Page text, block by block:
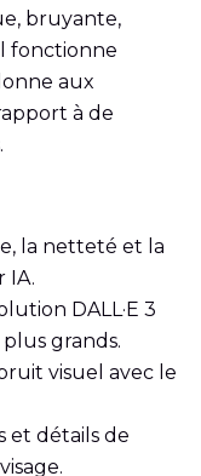
bruyante,
fonctionne
aux
à de
la netteté et la
IA.
DALL·E 3
grands.
visuel avec le
et détails de